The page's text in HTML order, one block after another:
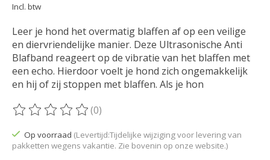
Incl. btw
Leer je hond het overmatig blaffen af op een veilige
en diervriendelijke manier. Deze Ultrasonische Anti
Blafband reageert op de vibratie van het blaffen met
een echo. Hierdoor voelt je hond zich ongemakkelijk
en hij of zij stoppen met blaffen. Als je hon
De beoordeling van dit product is
(0)
Op voorraad (Levertijd:Tijdelijke wijziging voor levering van
pakketten wegens vakantie. Zie bovenin op onze website.)